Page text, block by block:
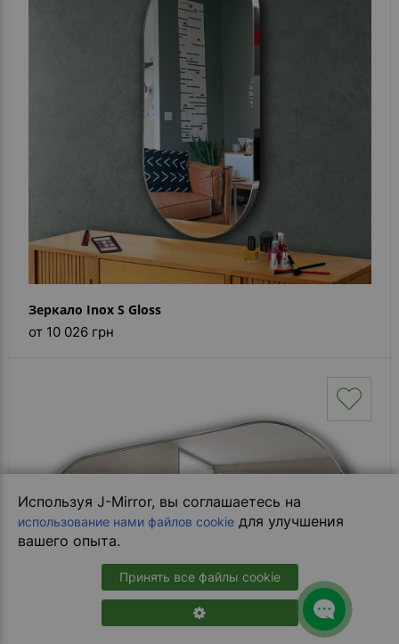
Используя J-Mirror, вы соглашаетесь на
использование нами файлов cookie для улучшения
вашего опыта.
Принять все файлы cookie
Зеркало Inox S Gloss
от 10 026 грн